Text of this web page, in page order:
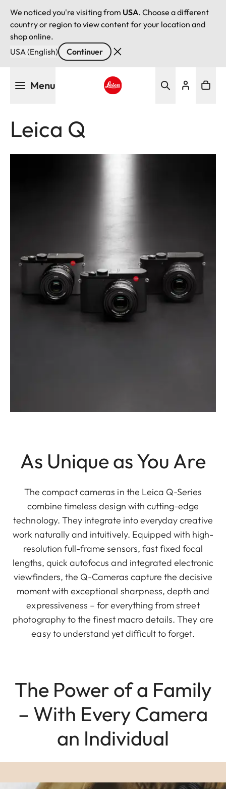
We noticed you're visiting from USA. Choose a different
country or region to view content for your location and
shop online.
USA (English)
Continuer
Menu
Leica Q
As Unique as You Are
The compact cameras in the Leica Q-Series
combine timeless design with cutting-edge
technology. They integrate into everyday creative
work naturally and intuitively. Equipped with high-
resolution full-frame sensors, fast fixed focal
lengths, quick autofocus and integrated electronic
viewfinders, the Q-Cameras capture the decisive
moment with exceptional sharpness, depth and
expressiveness – for everything from street
photography to the finest macro details. They are
easy to understand yet difficult to forget.
The Power of a Family
– With Every Camera
an Individual